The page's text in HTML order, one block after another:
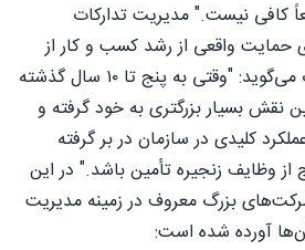
کافی نیست." مدیریت تدارکات
حمایت واقعی از رشد کسب و کار از
دیدگاه درآمد دارد." ژانگ می‌گوید: "وقتی به پنج تا ۱۰ سال گذشته
نقش بسیار بزرگتری به خود گرفته و
کلیدی در سازمان در بر گرفته
وظایف زنجیره تأمین باشد." در این
بزرگ معروف در زمینه مدیریت
آورده شده است: